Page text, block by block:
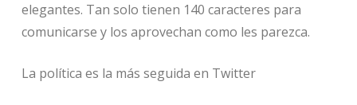
elegantes. Tan solo tienen 140 caracteres para
comunicarse y los aprovechan como les parezca.
La política es la más seguida en Twitter